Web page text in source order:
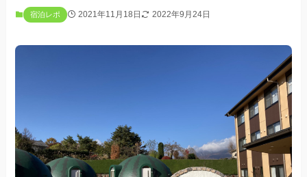
宿泊レポ 2021年11月18日 2022年9月24日